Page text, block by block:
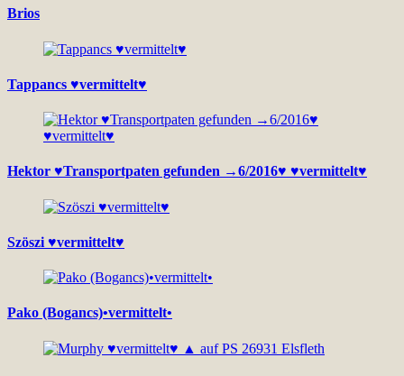
Brios
Tappancs ♥vermittelt♥
Hektor ♥Transportpaten gefunden →6/2016♥ ♥vermittelt♥
Szöszi ♥vermittelt♥
Pako (Bogancs)•vermittelt•